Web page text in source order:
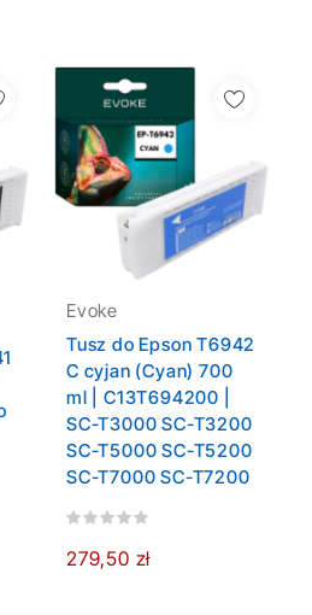
Evoke
Tusz do Epson T6942
C cyjan (Cyan) 700
ml | C13T694200 |
SC-T3000 SC-T3200
SC-T5000 SC-T5200
SC-T7000 SC-T7200
279,50 zł